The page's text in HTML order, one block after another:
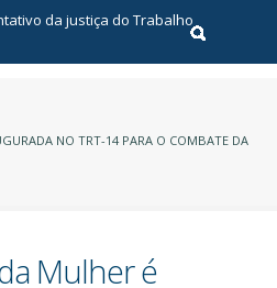
Realizar
NO TRT-14 PARA O COMBATE DA
Mulher é